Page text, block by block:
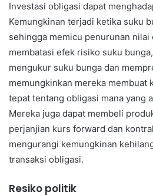
Investasi obligasi dapat
Kemungkinan terjadi ketika suku
sehingga memicu penurunan nilai
membatasi efek risiko suku
mengukur suku bunga dan
memungkinkan mereka membuat
tepat tentang obligasi mana yang
Mereka juga dapat membeli
perjanjian kurs forward dan
mengurangi kemungkinan
transaksi obligasi.
Resiko politik